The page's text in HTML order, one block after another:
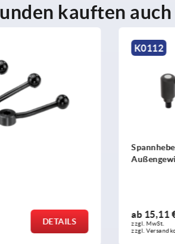
kauften auch
DETAILS
K0108
ab13,37
zzgl. MwSt.
zzgl.